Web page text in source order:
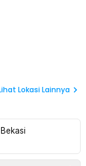
Lokasi Lainnya